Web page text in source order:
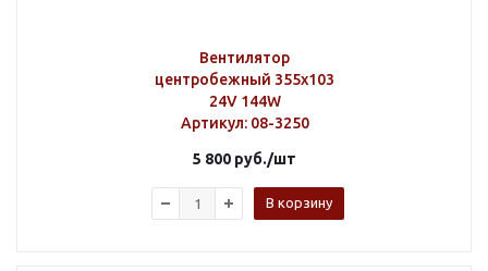
Вентилятор
центробежный 355х103
24V 144W
Артикул: 08-3250
5 800 руб./шт
В корзину